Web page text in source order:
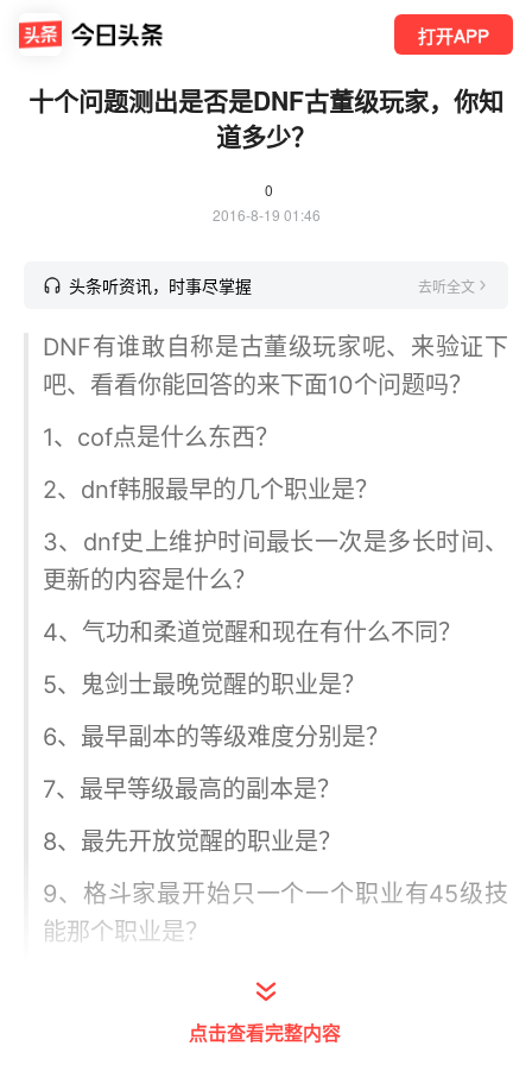
打开APP
十个问题测出是否是DNF古董级玩家，你知
道多少？
0
2016-8-19 01:46
头条听资讯，时事尽掌握 去听全文
DNF有谁敢自称是古董级玩家呢、来验证下
吧、看看你能回答的来下面10个问题吗？
1、cof点是什么东西？
2、dnf韩服最早的几个职业是？
3、dnf史上维护时间最长一次是多长时间、
更新的内容是什么？
4、气功和柔道觉醒和现在有什么不同？
5、鬼剑士最晚觉醒的职业是？
6、最早副本的等级难度分别是？
7、最早等级最高的副本是？
8、最先开放觉醒的职业是？
9、格斗家最开始只一个一个职业有45级技
能那个职业是？
10、谁记得亚蒙上层在哪里？
这些问题，都是需要经历过的DNF老玩家才知
点击查看完整内容